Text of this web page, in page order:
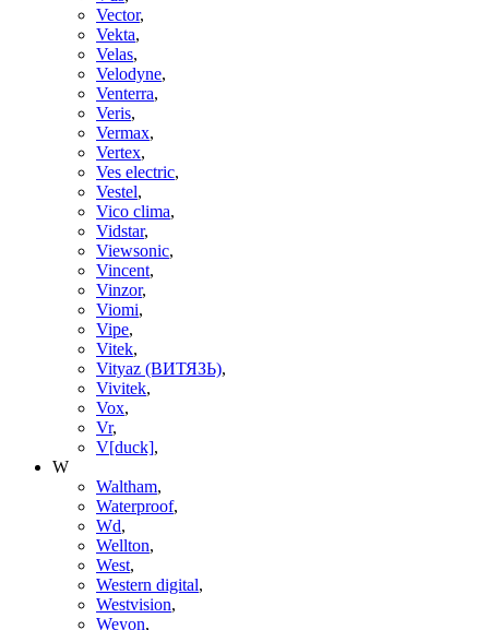
Vector,
Vekta,
Velas,
Velodyne,
Venterra,
Veris,
Vermax,
Vertex,
Ves electric,
Vestel,
Vico clima,
Vidstar,
Viewsonic,
Vincent,
Vinzor,
Viomi,
Vipe,
Vitek,
Vityaz (ВИТЯЗЬ),
Vivitek,
Vox,
Vr,
V[duck],
W
Waltham,
Waterproof,
Wd,
Wellton,
West,
Western digital,
Westvision,
Weyon,